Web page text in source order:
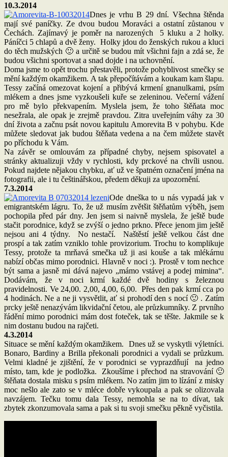
10.3.2014
Dnes je vrhu B 29 dní. Všechna štěnda
mají své paníčky. Ze dvou budou Moraváci a ostatní zůstanou v
Čechách. Zajímavý je poměr na narozených 5 kluku a 2 holky.
Páníčci 5 chlapů a dvě ženy. Holky jdou do ženských rukou a kluci
do těch mužských 🙂 a určitě se budou mít všichni fajn a zdá se, že
budou všichni sportovat a snad dojde i na uchovnění.
Doma jsme to opět trochu přestavěli, protože pohyblivost smečky se
mění každým okamžikem. A tak přepočítávám a koukam kam šlapu.
Tessy začíná omezovat kojení a přibývá krmení gnanulkami, psím
mlékem a dnes jsme vyzkoušeli kuře se zeleninou. Večerní vážení
pro mě bylo překvapením. Myslela jsem, že toho štěňata moc
nesežrala, ale opak je zrejmě pravdou. Zitra uveřejním váhy za 30
dní života a začnu psát novou kapitulu Amorevita B v pohybu. Kde
můžete sledovat jak budou štěňata vedena a na čem můžete stavět
po příchodu k Vám.
Na závěr se omlouvám za případné chyby, nejsem spisovatel a
stránky aktualizuji vždy v rychlosti, kdy prckové na chvíli usnou.
Pokud najdete nějakou chybku, ať už ve špatném označení jména na
fotografii, ale i tu češtinářskou, předem děkuji za upozornění.
7.3.2014
Ode dneška to u nás vypadá jak v
emigrantském lágru. To, že už musím zvětšit štěňatům výběh, jsem
pochopila před pár dny. Jen jsem si naivně myslela, že ještě bude
stačit porodnice, když se zvýší o jedno prkno. Přece jenom jim ještě
nejsou ani 4 týdny. No nestačí. Naštěstí ještě velkou část dne
prospí a tak zatím vzniklo tohle provizorium. Trochu to komplikuje
Tessy, protože ta mrňavá smečka už ji asi kouše a tak mlékárnu
nabízí občas mimo porodnici. Hlavně v noci :). Prostě v tom nechce
být sama a jasně mi dává najevo „mámo vstávej a podej mimina“.
Dodávám, že v noci krmí každé dvě hodiny s železnou
pravidelnosti. Ve 24,00. 2,00, 4,00, 6,00. Přes den pak krmí cca po
4 hodinách. Ne a ne ji vysvětlit, ať si prohodí den s nocí 🙂 . Zatím
prcky ještě nenazývám likvidační četou, ale průzkumníky. Z prvního
řádění mimo porodnici mám dost foteček, tak se těšte. Jakmile se k
nim dostanu budou na rajčeti.
4.3.2014
Situace se mění každým okamžikem. Dnes už se vyskytli výletníci.
Bonaro, Bardiny a Brilla překonali porodnici a vydali se průzkum.
Velmi kladné je zjištění, že v porodnici se vyprazdňují na jedno
místo, tam, kde je podložka. Zkoušíme i přechod na stravování 🙂
štěňata dostala misku s psím mlékem. No zatím jim to lízání z misky
moc nešlo ale zato se v mléce dobře vykoupala a pak se olizovala
navzájem. Tečku tomu dala Tessy, nemohla se na to dívat, tak
zbytek zkonzumovala sama a pak si tu svoji smečku pěkně vyčistila.